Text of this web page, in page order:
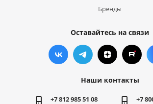
Бренды
Оставайтесь на связи
Наши контакты
+7 812 985 51 08 +7